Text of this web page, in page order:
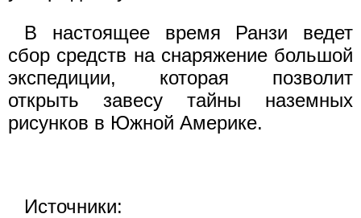
В настоящее время Ранзи ведет
сбор средств на снаряжение большой
экспедиции, которая позволит
открыть завесу тайны наземных
рисунков в Южной Америке.
Источники: